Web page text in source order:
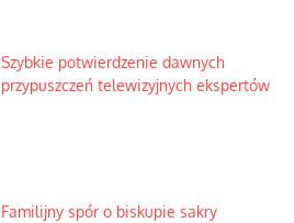
Szybkie potwierdzenie dawnych
przypuszczeń telewizyjnych ekspertów
Familijny spór o biskupie sakry